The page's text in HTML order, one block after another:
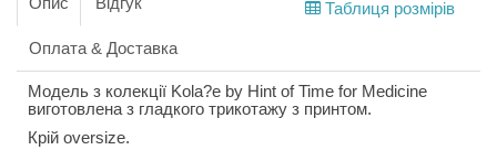
Таблиця розмірів
Оплата & Доставка
Модель з колекції Kola?e by Hint of Time for Medicine
виготовлена з гладкого трикотажу з принтом.
Крій oversize.